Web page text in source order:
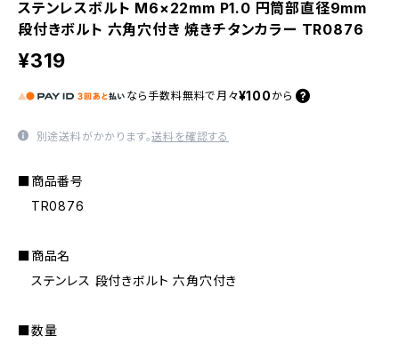
ステンレスボルト M6×22mm P1.0 円筒部直径9mm
段付きボルト 六角穴付き 焼きチタンカラー TR0876
¥319
なら 手数料無料で 月々¥100 から
別途送料がかかります。送料を確認する
■商品番号
TR0876
■商品名
ステンレス 段付きボルト 六角穴付き
■数量